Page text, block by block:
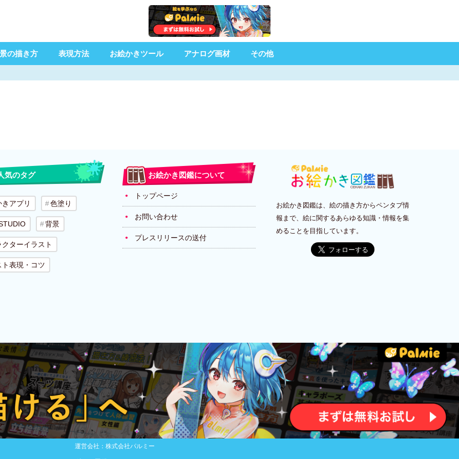
の描き方 表現方法 お絵かきツール アナログ画材 その他
気のタグ
アプリ 色塗り
背景
ターイラスト
ト表現・コツ
お絵かき図鑑について
トップページ
お問い合わせ
プレスリリースの送付
お絵かき図鑑は、絵の描き方からペンタブ情
報まで、絵に関するあらゆる知識・情報を集
めることを目指しています。
運営会社：株式会社パルミー